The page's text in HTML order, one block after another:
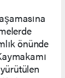
önünde